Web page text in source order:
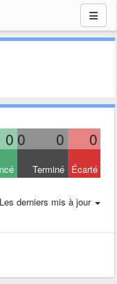
0 0 0 0
Terminé Écarté
Les derniers mis à jour